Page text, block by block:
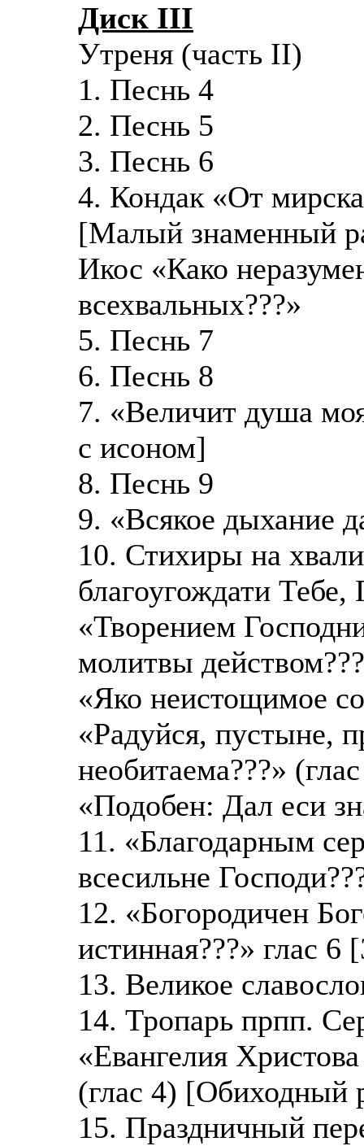
Диск III
Утреня (часть II)
1. Песнь 4
2. Песнь 5
3. Песнь 6
4. Кондак «От
[Малый знаменный
Икос «Како
всехвальных???»
5. Песнь 7
6. Песнь 8
7. «Величит душа
с исоном]
8. Песнь 9
9. «Всякое дыхание
10. Стихиры на
благоугождати Тебе,
«Творением
молитвы
«Яко неистощимое
«Радуйся, пустыне,
необитаема???»
«Подобен: Дал еси
11. «Благодарным
всесильне
12. «Богородичен
истинная???» глас
13. Великое
14. Тропарь прпп.
«Евангелия
(глас 4) [Обиходный
15. Праздничный